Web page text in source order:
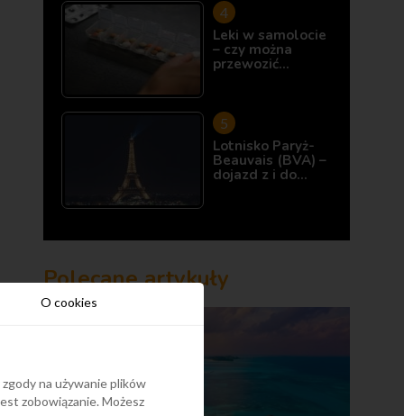
Leki w samolocie
– czy można
przewozić…
Lotnisko Paryż-
Beauvais (BVA) –
dojazd z i do…
Polecane artykuły
O cookies
na używanie plików
zobowiązanie. Możesz